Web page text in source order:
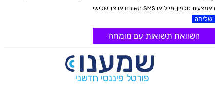
באמצעות טלפון, מייל או SMS מאיתנו או צד שלישי
שליחה
השוואת תשואות עם מומחה
פורטל פיננסי חדשני